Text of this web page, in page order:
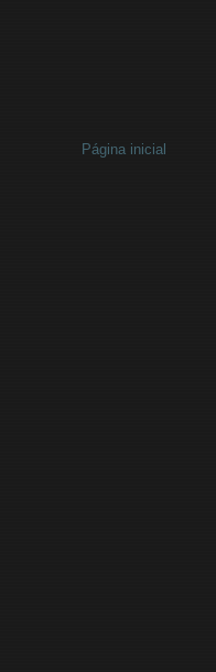
Página inicial